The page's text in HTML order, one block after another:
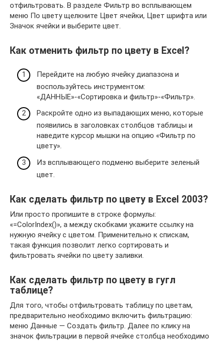
отфильтровать. В разделе Фильтр во всплывающем
меню По цвету щелкните Цвет ячейки, Цвет шрифта или
Значок ячейки и выберите цвет.
Как отменить фильтр по цвету в Excel?
Перейдите на любую ячейку диапазона и
воспользуйтесь инструментом:
«ДАННЫЕ»-«Сортировка и фильтр»-«Фильтр».
Раскройте одно из выпадающих меню, которые
появились в заголовках столбцов таблицы и
наведите курсор мышки на опцию «Фильтр по
цвету».
Из всплывающего подменю выберите зеленый
цвет.
Как сделать фильтр по цвету в Excel 2003?
Или просто пропишите в строке формулы:
«=ColorIndex()», а между скобками укажите ссылку на
нужную ячейку с цветом. Применительно к спискам,
такая функция позволит легко сортировать и
фильтровать ячейки по цвету заливки.
Как сделать фильтр по цвету в гугл
таблице?
Для того, чтобы отфильтровать таблицу по цветам,
предварительно необходимо включить фильтрацию:
меню Данные — Создать фильтр. Далее по клику на
значок фильтрации в первой ячейке столбца необходимо